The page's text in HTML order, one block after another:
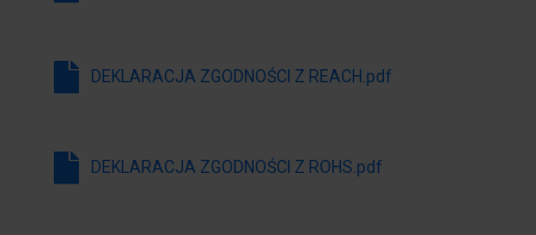
DEKLARACJA ZGODNOŚCI Z REACH.pdf
DEKLARACJA ZGODNOŚCI Z ROHS.pdf